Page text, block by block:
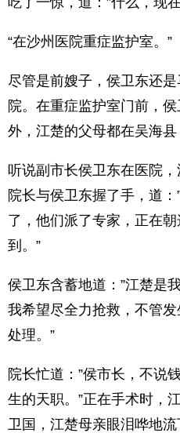
“在沙州医院重症监护室。”
尽管是前嫂子，侯卫东还
院。在重症监护室门前，
外，江楚的父母都在吴海县
听说副市长侯卫东在医院，
院长与侯卫东握了手，道
了，他们派了专家，正在
到。”
侯卫东含蓄地道：”江楚是
我希望尽全力抢救，不管
处理。”
院长忙道：”侯市长，不说
生的天职。”正在手术时，
卫国，江楚母亲眼泪哗地